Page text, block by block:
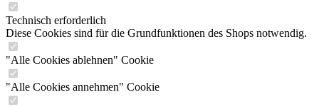
Technisch erforderlich
Diese Cookies sind für die Grundfunktionen des Shops notwendig.
"Alle Cookies ablehnen" Cookie
"Alle Cookies annehmen" Cookie